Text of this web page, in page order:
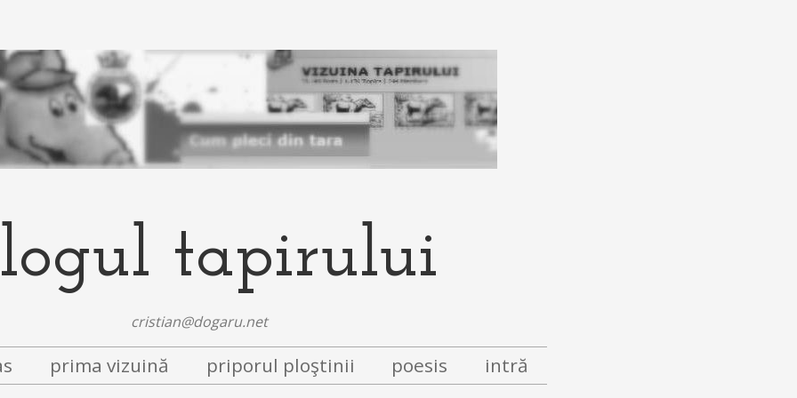
tapirului
cristian@dogaru.net
prima vizuină priporul ploştinii poesis intră